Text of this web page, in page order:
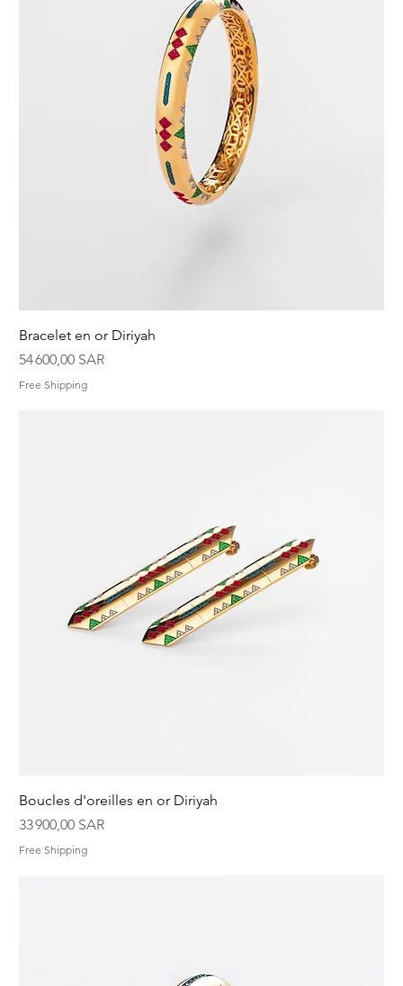
Bracelet en or Diriyah
Prix
54 600,00 SAR
Free Shipping
Boucles d'oreilles en or Diriyah
Prix
33 900,00 SAR
Free Shipping